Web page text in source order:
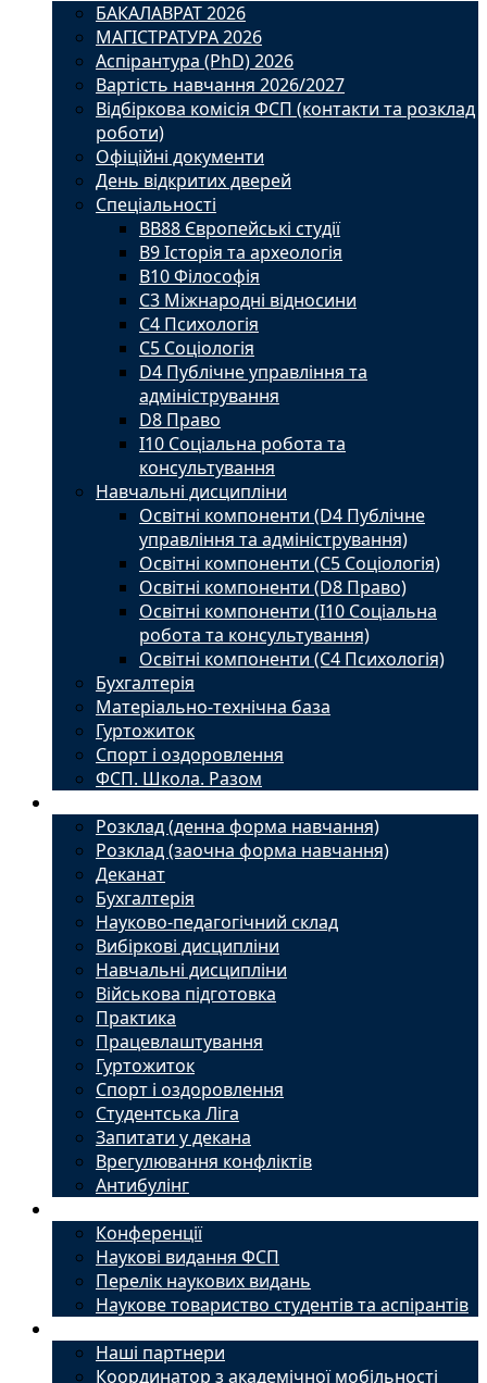
БАКАЛАВРАТ 2026
МАГІСТРАТУРА 2026
Аспірантура (PhD) 2026
Вартість навчання 2026/2027
Відбіркова комісія ФСП (контакти та розклад
роботи)
Офіційні документи
День відкритих дверей
Спеціальності
BВ88 Європейські студії
B9 Історія та археологія
B10 Філософія
C3 Міжнародні відносини
C4 Психологія
С5 Соціологія
D4 Публічне управління та
адміністрування
D8 Право
I10 Соціальна робота та
консультування
Навчальні дисципліни
Освітні компоненти (D4 Публічне
управління та адміністрування)
Освітні компоненти (С5 Соціологія)
Освітні компоненти (D8 Право)
Освітні компоненти (I10 Соціальна
робота та консультування)
Освітні компоненти (С4 Психологія)
Бухгалтерія
Матеріально-технічна база
Гуртожиток
Спорт і оздоровлення
ФСП. Школа. Разом
Розклад (денна форма навчання)
Розклад (заочна форма навчання)
Деканат
Бухгалтерія
Науково-педагогічний склад
Вибіркові дисципліни
Навчальні дисципліни
Військова підготовка
Практика
Працевлаштування
Гуртожиток
Спорт і оздоровлення
Студентська Ліга
Запитати у декана
Врегулювання конфліктів
Антибулінг
Конференції
Наукові видання ФСП
Перелік наукових видань
Наукове товариство студентів та аспірантів
Наші партнери
Координатор з академічної мобільності